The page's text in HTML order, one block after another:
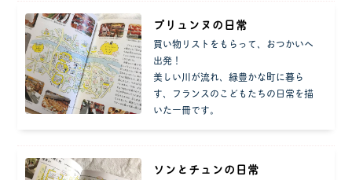
プリュンヌの日常
買い物リストをもらって、おつかいへ
出発！
美しい川が流れ、緑豊かな町に暮ら
す、フランスのこどもたちの日常を描
いた一冊です。
ソンとチュンの日常